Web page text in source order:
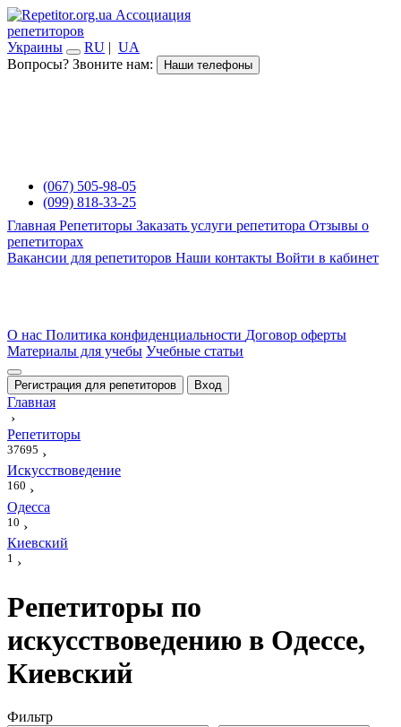
Ассоциация
репетиторов
Украины
RU | UA
Вопросы? Звоните нам:
Наши телефоны
(067) 505-98-05
(099) 818-33-25
Главная Репетиторы Заказать услуги репетитора Отзывы о
репетиторах
Вакансии для репетиторов Наши контакты Войти в кабинет
О нас Политика конфиденциальности Договор оферты
Материалы для учебы Учебные статьи
Регистрация для репетиторов Вход
Главная
›
Репетиторы
37695 ›
Искусствоведение
160 ›
Одесса
10 ›
Киевский
1 ›
Репетиторы по
искусствоведению в Одессе,
Киевский
Фильтр